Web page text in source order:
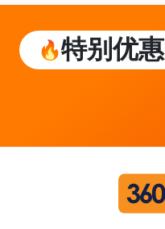
特别优惠